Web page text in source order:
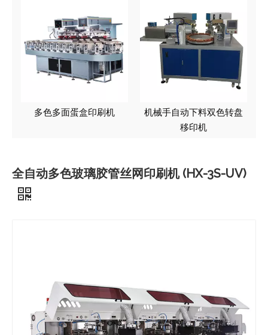
多色多面蛋盒印刷机
机械手自动下料双色转盘
移印机
全自动多色玻璃胶管丝网印刷机 (HX-3S-UV)